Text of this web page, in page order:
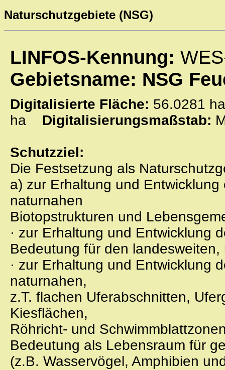
Naturschutzgebiete (NSG)
LINFOS-Kennung:
Gebietsname: NSG
Digitalisierte Fläche: 56.0281
ha Digitalisierungsmaßstab:
Schutzziel:
Die Festsetzung als
a) zur Erhaltung und
naturnahen
Biotopstrukturen und
· zur Erhaltung und Entwicklung
Bedeutung für den
· zur Erhaltung und Entwicklung
naturnahen,
z.T. flachen Uferabschnitten,
Kiesflächen,
Röhricht- und
Bedeutung als Lebensraum für
(z.B. Wasservögel, Amphibien